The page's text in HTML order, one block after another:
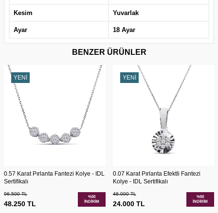
Kesim Yuvarlak
Ayar 18 Ayar
BENZER ÜRÜNLER
YENI
0.57 Karat Pırlanta Fantezi Kolye - IDL
Sertifikalı
96.500TL
48.250 TL
%50
İNDIRIM
YENI
0.07 Karat Pırlanta Efektli Fantezi
Kolye - IDL Sertifikalı
48.000TL
24.000TL
%50
İNDIRIM